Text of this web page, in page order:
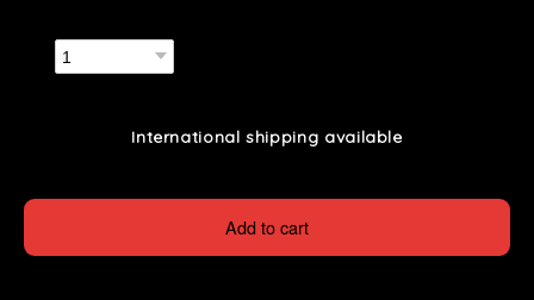
International shipping available
Add to cart